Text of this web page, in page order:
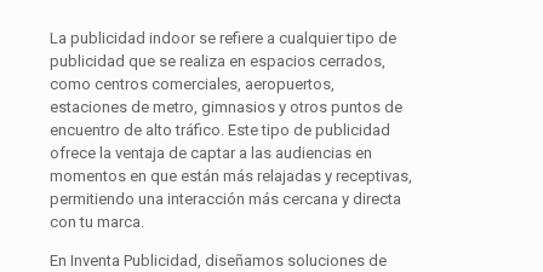
La publicidad indoor se refiere a cualquier tipo de
publicidad que se realiza en espacios cerrados,
como centros comerciales, aeropuertos,
estaciones de metro, gimnasios y otros puntos de
encuentro de alto tráfico. Este tipo de publicidad
ofrece la ventaja de captar a las audiencias en
momentos en que están más relajadas y receptivas,
permitiendo una interacción más cercana y directa
con tu marca.
En Inventa Publicidad, diseñamos soluciones de